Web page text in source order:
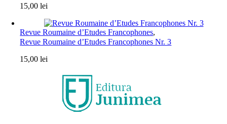
15,00lei
Revue Roumaine d’Etudes Francophones,
Revue Roumaine d’Etudes Francophones Nr. 3
15,00lei